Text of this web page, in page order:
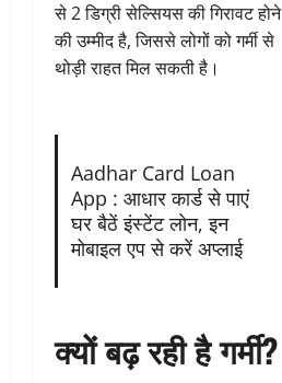
से 2 डिग्री सेल्सियस की गिरावट होने
की उम्मीद है, जिससे लोगों को गर्मी से
थोड़ी राहत मिल सकती है।
Aadhar Card Loan
App : आधार कार्ड से पाएं
घर बैठें इंस्टेंट लोन, इन
मोबाइल एप से करें अप्लाई
क्यों बढ़ रही है गर्मी?